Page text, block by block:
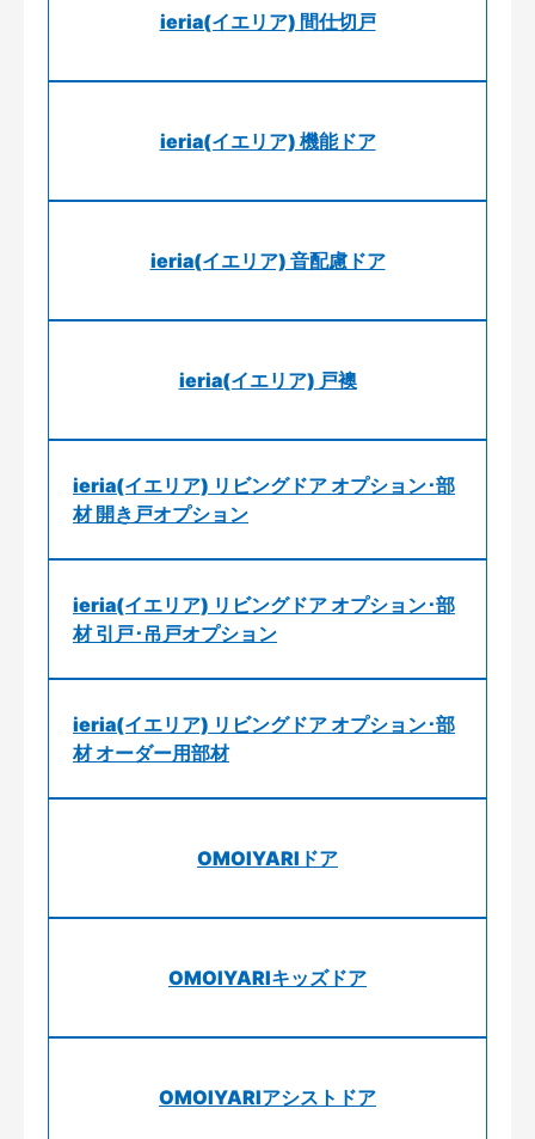
ieria(イエリア) 間仕切戸
ieria(イエリア) 機能ドア
ieria(イエリア) 音配慮ドア
ieria(イエリア) 戸襖
ieria(イエリア) リビングドア オプション･部
材 開き戸オプション
ieria(イエリア) リビングドア オプション･部
材 引戸･吊戸オプション
ieria(イエリア) リビングドア オプション･部
材 オーダー用部材
OMOIYARIドア
OMOIYARIキッズドア
OMOIYARIアシストドア